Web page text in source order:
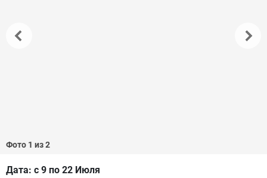
Фото 1 из 2
Дата: с 9 по 22 Июля